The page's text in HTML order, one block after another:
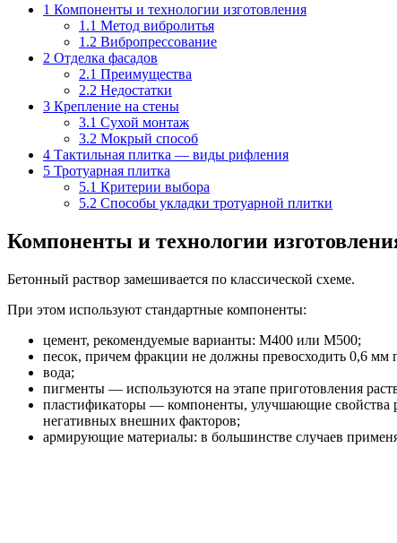
1 Компоненты и технологии изготовления
1.1 Метод вибролитья
1.2 Вибропрессование
2 Отделка фасадов
2.1 Преимущества
2.2 Недостатки
3 Крепление на стены
3.1 Сухой монтаж
3.2 Мокрый способ
4 Тактильная плитка — виды рифления
5 Тротуарная плитка
5.1 Критерии выбора
5.2 Способы укладки тротуарной плитки
Компоненты и технологии
Бетонный раствор замешивается по классической схеме.
При этом используют стандартные компоненты:
цемент, рекомендуемые варианты: М400 или М500;
песок, причем фракции не должны превосходить 0,6 мм
вода;
пигменты — используются на этапе приготовления
пластификаторы — компоненты, улучшающие свойства
негативных внешних факторов;
армирующие материалы: в большинстве случаев